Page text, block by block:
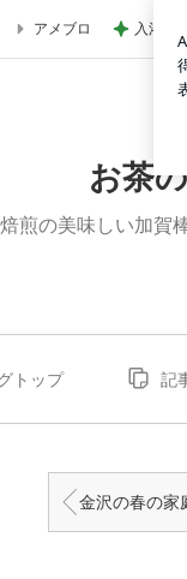
店名物「加賀棒
アメブロ 入浴中
お茶
煎の美味しい加賀
トップ 記
金沢の春の家庭料理ソウルフード・・・筍と昆布の煮物・